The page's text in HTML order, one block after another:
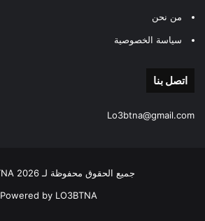
من نحن
سياسة الخصوصية
اتصل بنا
Lo3btna@gmail.com
جميع الحقوق محفوظة لـ Lo3BTNA 2026 ©
Powered by LO3BTNA